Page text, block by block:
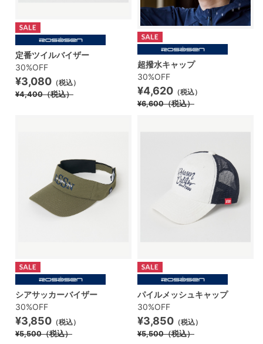
定番ツイルバイザー
30%OFF
¥3,080 （税込）
¥4,400（税込）
超撥水キャップ
30%OFF
¥4,620 （税込）
¥6,600（税込）
シアサッカーバイザー
30%OFF
¥3,850 （税込）
¥5,500（税込）
パイルメッシュキャップ
30%OFF
¥3,850 （税込）
¥5,500（税込）